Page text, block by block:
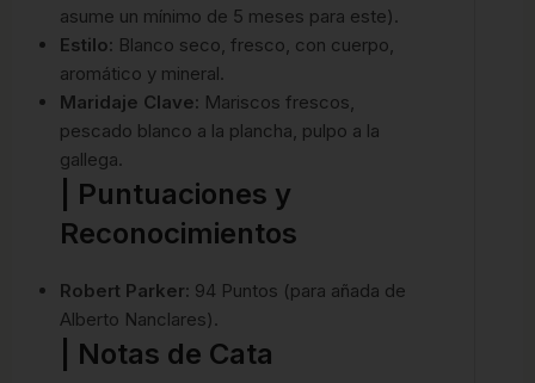
asume un mínimo de 5 meses para este).
Estilo: Blanco seco, fresco, con cuerpo,
aromático y mineral.
Maridaje Clave: Mariscos frescos,
pescado blanco a la plancha, pulpo a la
gallega.
| Puntuaciones y
Reconocimientos
Robert Parker: 94 Puntos (para añada de
Alberto Nanclares).
| Notas de Cata